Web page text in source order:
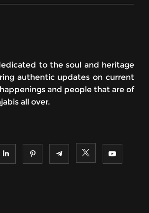
to the soul and heritage
authentic updates on current
and people that are of
all over.